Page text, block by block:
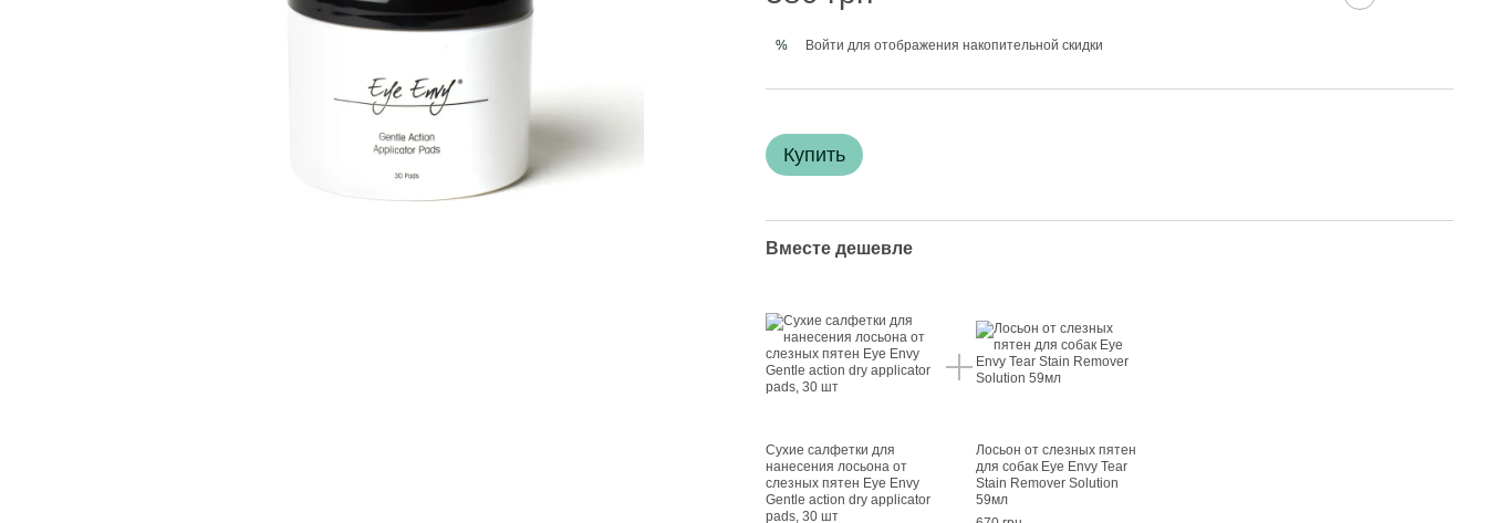
% Войти для отображения накопительной скидки
Купить
Вместе дешевле
Сухие салфетки для
нанесения лосьона от
слезных пятен Eye Envy
Gentle action dry applicator
pads, 30 шт
Лосьон от слезных пятен
для собак Eye Envy Tear
Stain Remover Solution
59мл